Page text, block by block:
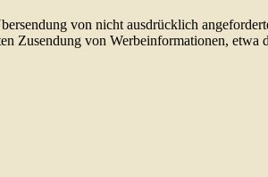
von nicht ausdrücklich
Zusendung von Werbeinformationen, etwa